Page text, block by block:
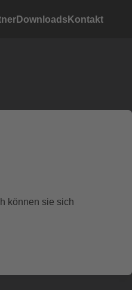
Downloads Kontakt
können sie sich